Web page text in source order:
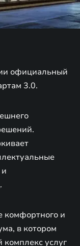
официальный
3.0.
комфортного и
в котором
услуг